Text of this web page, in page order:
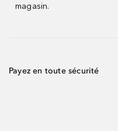
magasin.
Payez en toute sécurité